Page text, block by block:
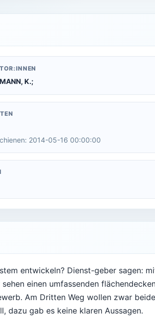
K.;
2014-05-16 00:00:00
entwickeln? Dienst-geber sagen:
einen umfassenden
Am Dritten Weg wollen zwar beide
dazu gab es keine klaren Aussagen.